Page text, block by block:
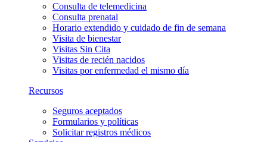
Consulta de telemedicina
Consulta prenatal
Horario extendido y cuidado de fin de semana
Visita de bienestar
Visitas Sin Cita
Visitas de recién nacidos
Visitas por enfermedad el mismo día
Recursos
Seguros aceptados
Formularios y políticas
Solicitar registros médicos